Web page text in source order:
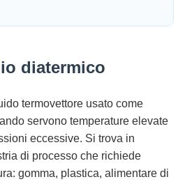
diatermico
termovettore usato come
servono temperature elevate
eccessive. Si trova in
di processo che richiede
gomma, plastica, alimentare di